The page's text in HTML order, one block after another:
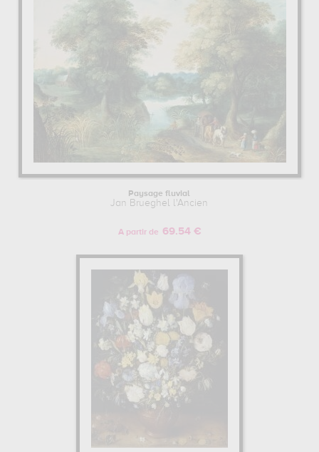
Paysage fluvial
Jan Brueghel l'Ancien
A partir de 69.54 €